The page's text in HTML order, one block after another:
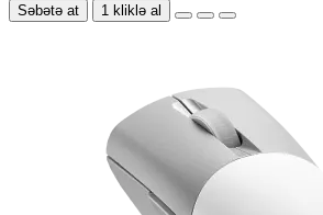
Səbətə at 1 kliklə al